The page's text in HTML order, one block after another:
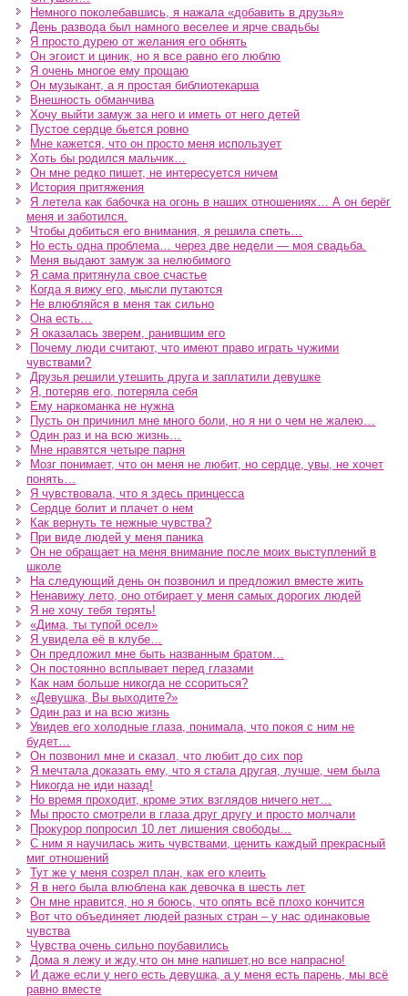
Немного поколебавшись, я нажала «добавить в друзья»
День развода был намного веселее и ярче свадьбы
Я просто дурею от желания его обнять
Он эгоист и циник, но я все равно его люблю
Я очень многое ему прощаю
Он музыкант, а я простая библиотекарша
Внешность обманчива
Хочу выйти замуж за него и иметь от него детей
Пустое сердце бьется ровно
Мне кажется, что он просто меня использует
Хоть бы родился мальчик…
Он мне редко пишет, не интересуется ничем
История притяжения
Я летела как бабочка на огонь в наших отношениях… А он берёг
меня и заботился.
Чтобы добиться его внимания, я решила спеть…
Но есть одна проблема… через две недели — моя свадьба.
Меня выдают замуж за нелюбимого
Я сама притянула свое счастье
Когда я вижу его, мысли путаются
Не влюбляйся в меня так сильно
Она есть…
Я оказалась зверем, ранившим его
Почему люди считают, что имеют право играть чужими
чувствами?
Друзья решили утешить друга и заплатили девушке
Я, потеряв его, потеряла себя
Ему наркоманка не нужна
Пусть он причинил мне много боли, но я ни о чем не жалею…
Один раз и на всю жизнь…
Мне нравятся четыре парня
Мозг понимает, что он меня не любит, но сердце, увы, не хочет
понять…
Я чувствовала, что я здесь принцесса
Сердце болит и плачет о нем
Как вернуть те нежные чувства?
При виде людей у меня паника
Он не обращает на меня внимание после моих выступлений в
школе
На следующий день он позвонил и предложил вместе жить
Ненавижу лето, оно отбирает у меня самых дорогих людей
Я не хочу тебя терять!
«Дима, ты тупой осел»
Я увидела её в клубе…
Он предложил мне быть названным братом…
Он постоянно всплывает перед глазами
Как нам больше никогда не ссориться?
«Девушка, Вы выходите?»
Один раз и на всю жизнь
Увидев его холодные глаза, понимала, что покоя с ним не
будет…
Он позвонил мне и сказал, что любит до сих пор
Я мечтала доказать ему, что я стала другая, лучше, чем была
Никогда не иди назад!
Но время проходит, кроме этих взглядов ничего нет…
Мы просто смотрели в глаза друг другу и просто молчали
Прокурор попросил 10 лет лишения свободы…
С ним я научилась жить чувствами, ценить каждый прекрасный
миг отношений
Тут же у меня созрел план, как его клеить
Я в него была влюблена как девочка в шесть лет
Он мне нравится, но я боюсь, что опять всё плохо кончится
Вот что объединяет людей разных стран – у нас одинаковые
чувства
Чувства очень сильно поубавились
Дома я лежу и жду,что он мне напишет,но все напрасно!
И даже если у него есть девушка, а у меня есть парень, мы всё
равно вместе